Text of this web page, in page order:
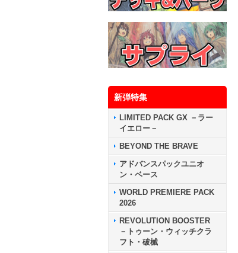
新弾特集
LIMITED PACK GX －ラー
イエロー－
BEYOND THE BRAVE
アドバンスパックユニオ
ン・ベース
WORLD PREMIERE PACK
2026
REVOLUTION BOOSTER
－トゥーン・ウィッチクラ
フト・破械